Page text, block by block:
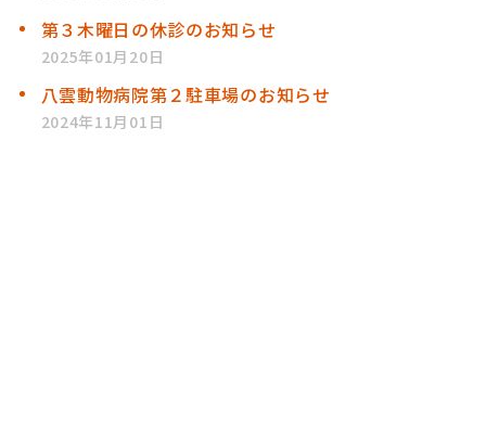
第３木曜日の休診のお知らせ
2025年01月20日
八雲動物病院第２駐車場のお知らせ
2024年11月01日